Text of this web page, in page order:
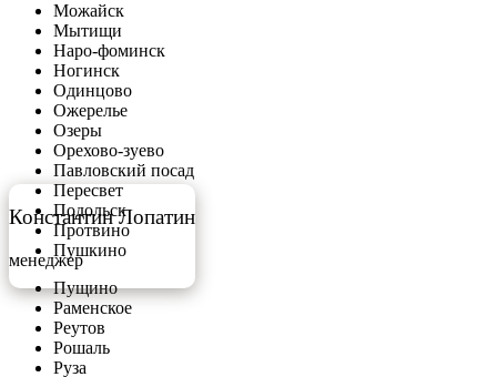
Константин Лопатин
менеджер
Можайск
Мытищи
Наро-фоминск
Ногинск
Одинцово
Ожерелье
Озеры
Орехово-зуево
Павловский посад
Пересвет
Подольск
Протвино
Пушкино
Пущино
Раменское
Реутов
Рошаль
Руза